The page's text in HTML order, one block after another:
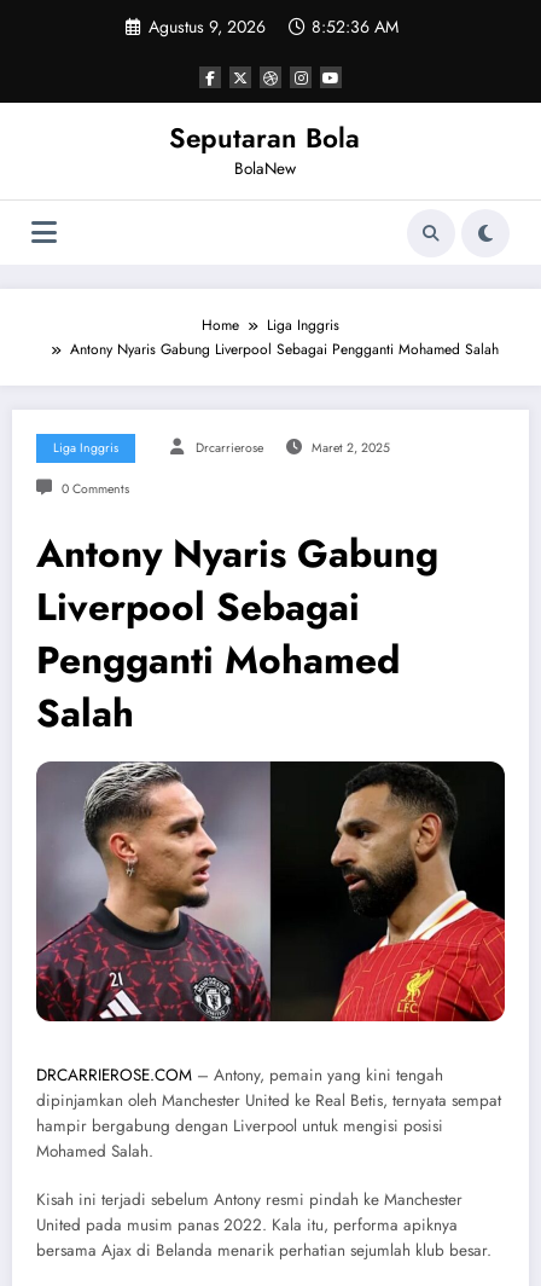
Agustus 9, 2026 8:52:37 AM
Seputaran Bola
BolaNew
Home
Liga Inggris
Antony Nyaris Gabung Liverpool Sebagai Pengganti Mohamed Salah
Liga Inggris Drcarrierose Maret 2, 2025
0 Comments
Antony Nyaris Gabung
Liverpool Sebagai
Pengganti Mohamed
Salah
DRCARRIEROSE.COM – Antony, pemain yang kini tengah
dipinjamkan oleh Manchester United ke Real Betis, ternyata sempat
hampir bergabung dengan Liverpool untuk mengisi posisi
Mohamed Salah.
Kisah ini terjadi sebelum Antony resmi pindah ke Manchester
United pada musim panas 2022. Kala itu, performa apiknya
bersama Ajax di Belanda menarik perhatian sejumlah klub besar.